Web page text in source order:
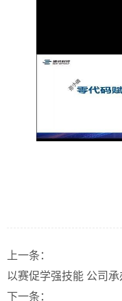
上一条：
以赛促学强技能 公司
下一条：